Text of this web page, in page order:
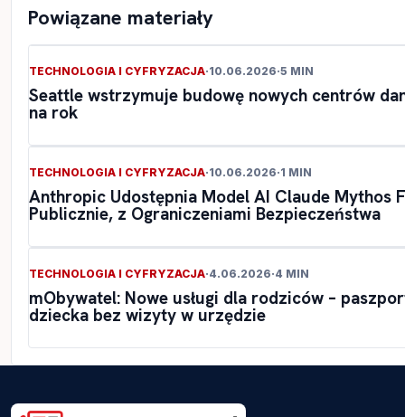
Powiązane materiały
TECHNOLOGIA I CYFRYZACJA·10.06.2026·5 MIN
Seattle wstrzymuje budowę nowych centrów
na rok
TECHNOLOGIA I CYFRYZACJA·10.06.2026·1 MIN
Anthropic Udostępnia Model AI Claude Mythos
Publicznie, z Ograniczeniami Bezpieczeństwa
TECHNOLOGIA I CYFRYZACJA·4.06.2026·4 MIN
mObywatel: Nowe usługi dla rodziców –
dziecka bez wizyty w urzędzie